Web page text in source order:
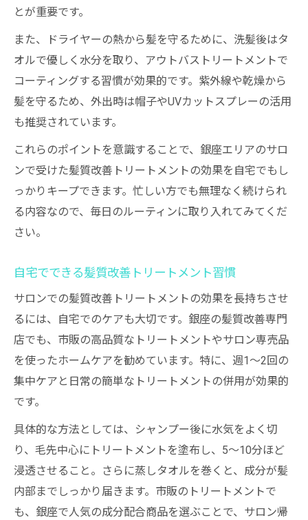
とが重要です。
また、ドライヤーの熱から髪を守るために、洗髪後はタ
オルで優しく水分を取り、アウトバストリートメントで
コーティングする習慣が効果的です。紫外線や乾燥から
髪を守るため、外出時は帽子やUVカットスプレーの活用
も推奨されています。
これらのポイントを意識することで、銀座エリアのサロ
ンで受けた髪質改善トリートメントの効果を自宅でもし
っかりキープできます。忙しい方でも無理なく続けられ
る内容なので、毎日のルーティンに取り入れてみてくだ
さい。
自宅でできる髪質改善トリートメント習慣
サロンでの髪質改善トリートメントの効果を長持ちさせ
るには、自宅でのケアも大切です。銀座の髪質改善専門
店でも、市販の高品質なトリートメントやサロン専売品
を使ったホームケアを勧めています。特に、週1〜2回の
集中ケアと日常の簡単なトリートメントの併用が効果的
です。
具体的な方法としては、シャンプー後に水気をよく切
り、毛先中心にトリートメントを塗布し、5〜10分ほど
浸透させること。さらに蒸しタオルを巻くと、成分が髪
内部までしっかり届きます。市販のトリートメントで
も、銀座で人気の成分配合商品を選ぶことで、サロン帰